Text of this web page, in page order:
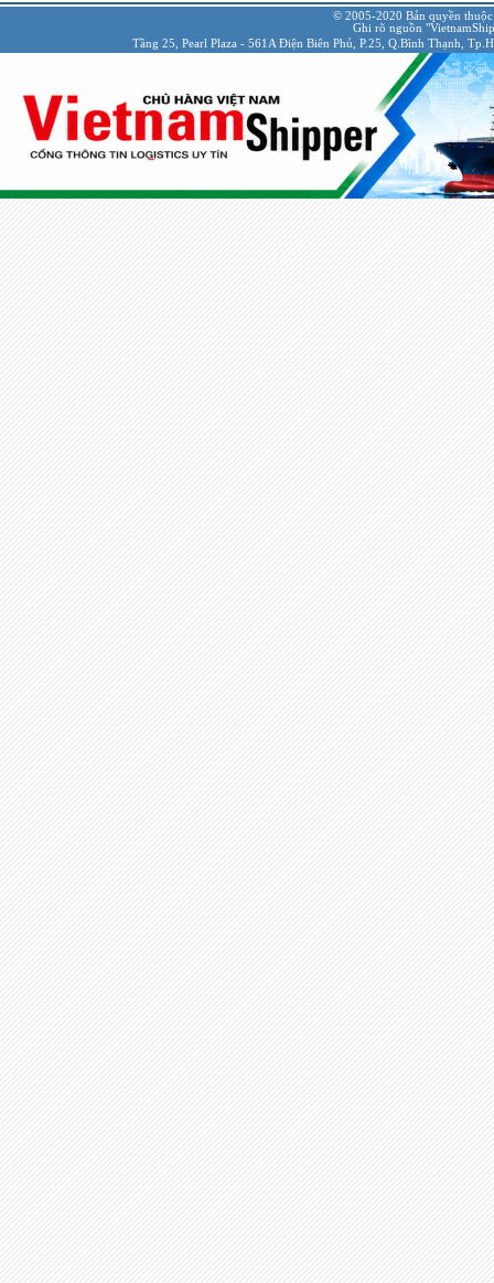
© 2005-2020 Bản quyền
Ghi rõ nguồn
Tầng 25, Pearl Plaza - 561A Điện Biên Phủ, P.25, Q.Bình Thạnh,